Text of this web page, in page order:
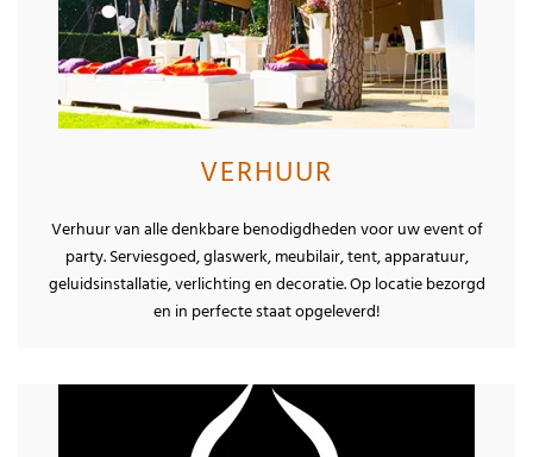
VERHUUR
Verhuur van alle denkbare benodigdheden voor uw event of
party. Serviesgoed, glaswerk, meubilair, tent, apparatuur,
geluidsinstallatie, verlichting en decoratie. Op locatie bezorgd
en in perfecte staat opgeleverd!